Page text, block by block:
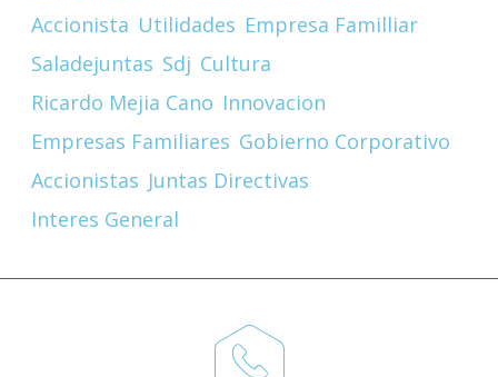
Accionista Utilidades Empresa Familliar
Saladejuntas Sdj Cultura
Ricardo Mejia Cano Innovacion
Empresas Familiares Gobierno Corporativo
Accionistas Juntas Directivas
Interes General